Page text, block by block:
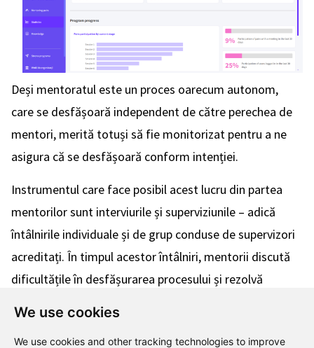
We use cookies
We use cookies and other tracking technologies to improve
Deși mentoratul este un proces oarecum autonom,
care se desfășoară independent de către perechea de
mentori, merită totuși să fie monitorizat pentru a ne
asigura că se desfășoară conform intenției.
Instrumentul care face posibil acest lucru din partea
mentorilor sunt interviurile și superviziunile – adică
întâlnirile individuale și de grup conduse de supervizori
acreditați. În timpul acestor întâlniri, mentorii discută
dificultățile în desfășurarea procesului și rezolvă
În plus, într-un fel, contactul cu persoana îndrumată